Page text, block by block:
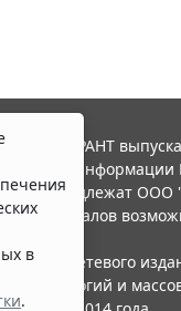
в
.
ГАРАНТ
информации
принадлежат
материалов
сетевого
технологий и